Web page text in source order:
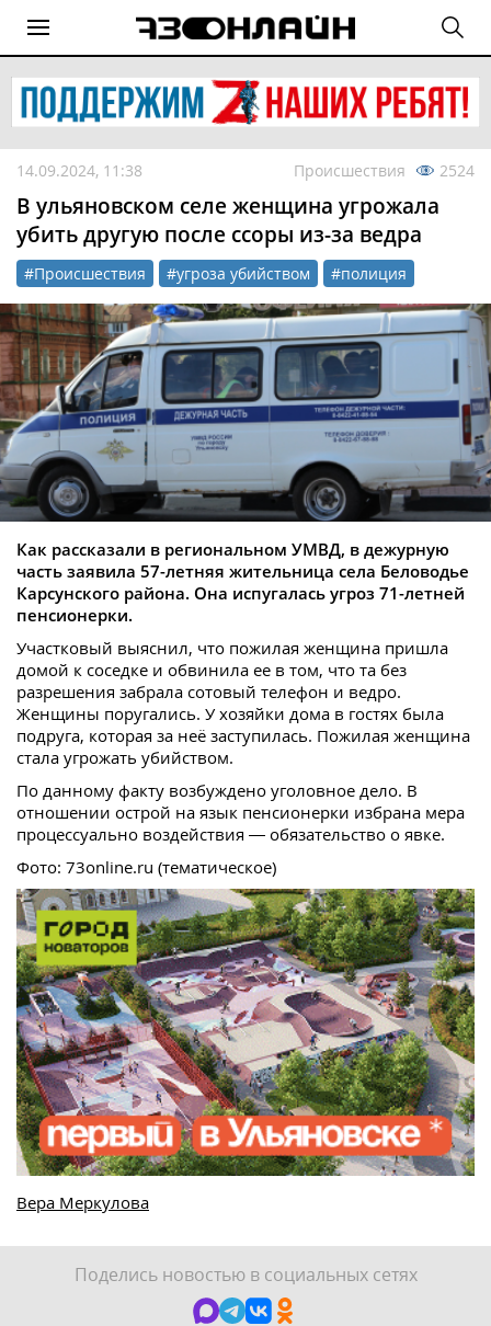
14.09.2024, 11:38 Происшествия 2524
В ульяновском селе женщина угрожала
убить другую после ссоры из-за ведра
#Происшествия #угроза убийством #полиция
Как рассказали в региональном УМВД, в дежурную
часть заявила 57-летняя жительница села Беловодье
Карсунского района. Она испугалась угроз 71-летней
пенсионерки.
Участковый выяснил, что пожилая женщина пришла
домой к соседке и обвинила ее в том, что та без
разрешения забрала сотовый телефон и ведро.
Женщины поругались. У хозяйки дома в гостях была
подруга, которая за неё заступилась. Пожилая женщина
стала угрожать убийством.
По данному факту возбуждено уголовное дело. В
отношении острой на язык пенсионерки избрана мера
процессуально воздействия — обязательство о явке.
Фото: 73online.ru (тематическое)
Вера Меркулова
Поделись новостью в социальных сетях